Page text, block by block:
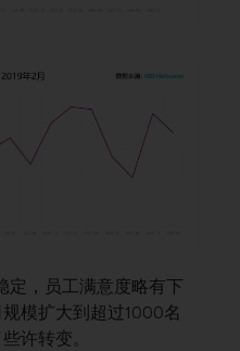
定，员工满意度略有下
模扩大到超过1000名
许转变。